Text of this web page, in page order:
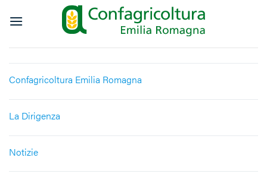
Confagricoltura Emilia Romagna
La Dirigenza
Notizie